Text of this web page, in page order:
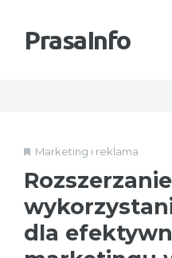
PrasaInfo
Marketing i reklama
dla